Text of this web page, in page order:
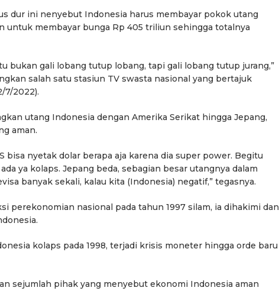
dur ini nenyebut Indonesia harus membayar pokok utang
untuk membayar bunga Rp 405 triliun sehingga totalnya
bukan gali lobang tutup lobang, tapi gali lobang tutup jurang,”
salah satu stasiun TV swasta nasional yang bertajuk
7/2022).
utang Indonesia dengan Amerika Serikat hingga Jepang,
aman.
bisa nyetak dolar berapa aja karena dia super power. Begitu
ya kolaps. Jepang beda, sebagian besar utangnya dalam
banyak sekali, kalau kita (Indonesia) negatif,” tegasnya.
perekonomian nasional pada tahun 1997 silam, ia dihakimi dan
kolaps pada 1998, terjadi krisis moneter hingga orde baru
sejumlah pihak yang menyebut ekonomi Indonesia aman